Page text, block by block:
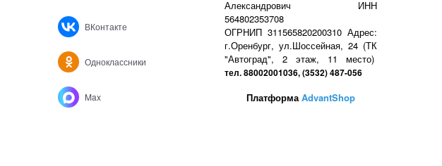
ВКонтакте
Одноклассники
Max
Александрович ИНН
564802353708
ОГРНИП 311565820200310 Адрес:
г.Оренбург, ул.Шоссейная, 24 (ТК
"Автоград", 2 этаж, 11 место)
тел. 88002001036, (3532) 487-056
ПлатформаAdvantShop